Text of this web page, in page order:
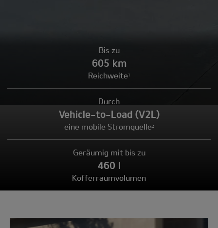
Bis zu
605 km
Reichweite1
Durch
Vehicle-to-Load (V2L)
eine mobile Stromquelle2
Geräumig mit bis zu
460 l
Kofferraumvolumen